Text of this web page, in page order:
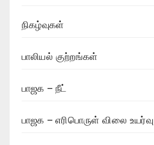
நிகழ்வுகள்
பாலியல் குற்றங்கள்
பாஜக – நீட்
பாஜக – எரிபொருள் விலை உயர்வு